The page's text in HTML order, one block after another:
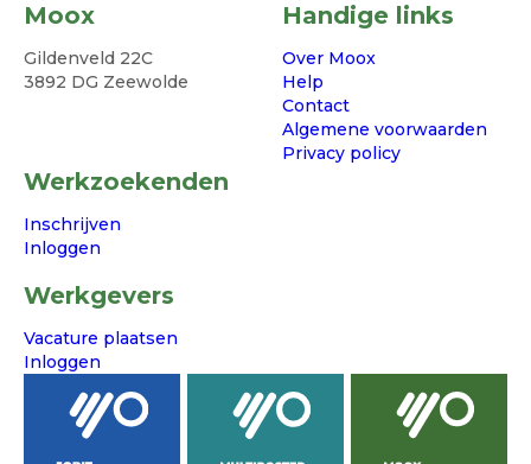
Moox
Gildenveld 22C
3892 DG Zeewolde
Handige links
Over Moox
Help
Contact
Algemene voorwaarden
Privacy policy
Werkzoekenden
Inschrijven
Inloggen
Werkgevers
Vacature plaatsen
Inloggen